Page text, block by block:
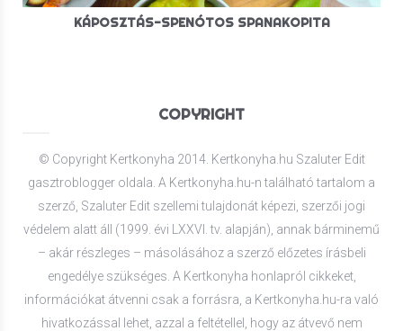
KÁPOSZTÁS-SPENÓTOS SPANAKOPITA
COPYRIGHT
© Copyright Kertkonyha 2014. Kertkonyha.hu Szaluter Edit
gasztroblogger oldala. A Kertkonyha.hu-n található tartalom a
szerző, Szaluter Edit szellemi tulajdonát képezi, szerzői jogi
védelem alatt áll (1999. évi LXXVI. tv. alapján), annak bárminemű
– akár részleges – másolásához a szerző előzetes írásbeli
engedélye szükséges. A Kertkonyha honlapról cikkeket,
információkat átvenni csak a forrásra, a Kertkonyha.hu-ra való
hivatkozással lehet, azzal a feltétellel, hogy az átvevő nem